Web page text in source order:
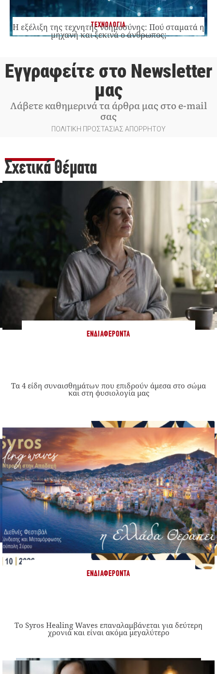
ΤΕΧΝΟΛΟΓΙΑ
Η εξέλιξη της τεχνητής νοημοσύνης: Πού σταματά η
μηχανή και ξεκινά ο άνθρωπος;
Εγγραφείτε στο Newsletter
μας
Λάβετε καθημερινά τα άρθρα μας στο e-mail
σας
ΠΟΛΙΤΙΚΗ ΠΡΟΣΤΑΣΙΑΣ ΑΠΟΡΡΗΤΟΥ
Σχετικά Θέματα
ΕΝΔΙΑΦΈΡΟΝΤΑ
Τα 4 είδη συναισθημάτων που επιδρούν άμεσα στο σώμα
και στη φυσιολογία μας
ΕΝΔΙΑΦΈΡΟΝΤΑ
Το Syros Healing Waves επαναλαμβάνεται για δεύτερη
χρονιά και είναι ακόμα μεγαλύτερο